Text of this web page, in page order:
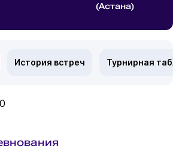
(Астана)
История встреч Турнирная